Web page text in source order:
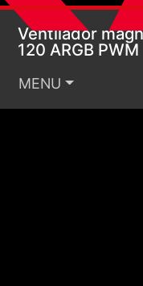
Ventilador
120 ARGB PWM
MENU